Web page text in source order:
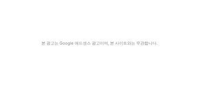
본 광고는 Google 애드센스 광고이며, 본 사이트와는 무관합니다.